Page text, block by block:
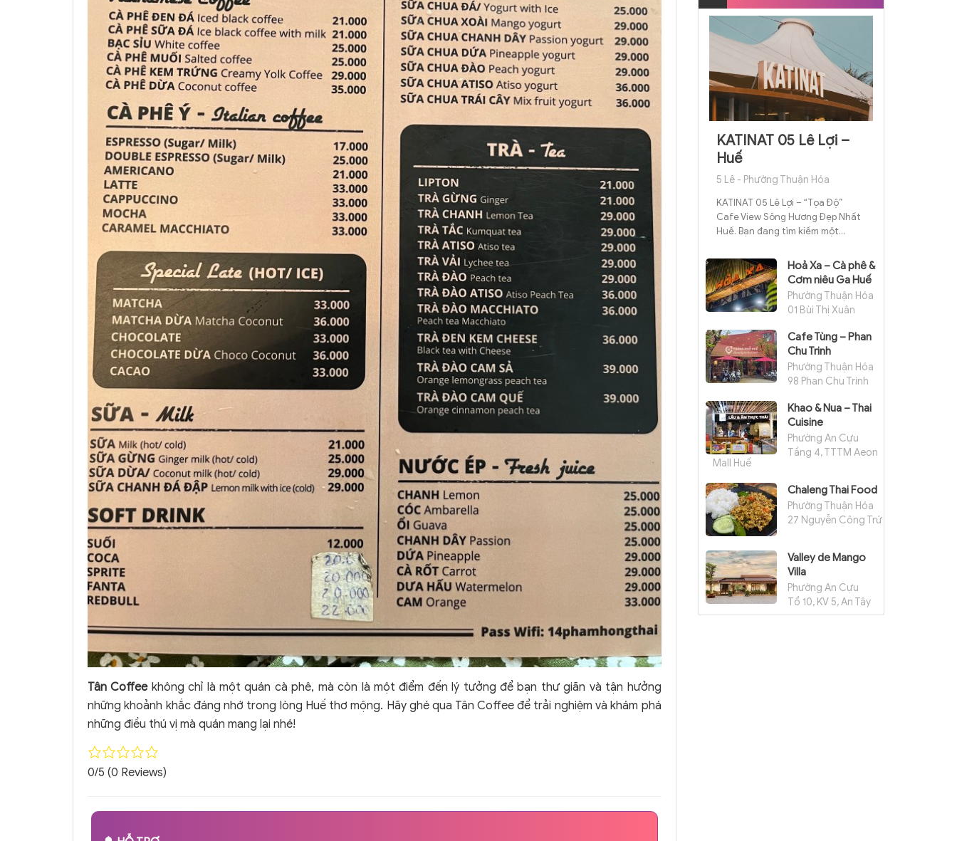
Tân Coffeekhông chỉ là một quán cà phê, mà còn là một điểm đến lý tưởng để bạn thư giãn và tận hưởng
những khoảnh khắc đáng nhớ trong lòng Huế thơ mộng. Hãy ghé qua Tân Coffee để trải nghiệm và khám phá
những điều thú vị mà quán mang lại nhé!
0/5 (0 Reviews)
KATINAT 05 Lê Lợi –
Huế
5 Lê - Phường Thuận Hóa
KATINAT 05 Lê Lợi – “Tọa Độ”
Cafe View Sông Hương Đẹp Nhất
Huế. Bạn đang tìm kiếm một...
Hoả Xa – Cà phê &
Cơm niêu Ga Huế
Phường Thuận Hóa
01 Bùi Thị Xuân
Cafe Tùng – Phan
Chu Trinh
Phường Thuận Hóa
98 Phan Chu Trinh
Khao & Nua – Thai
Cuisine
Phường An Cựu
Tầng 4, TTTM Aeon
Mall Huế
Chaleng Thai Food
Phường Thuận Hóa
27 Nguyễn Công Trứ
Valley de Mango
Villa
Phường An Cựu
Tổ 10, KV 5, An Tây